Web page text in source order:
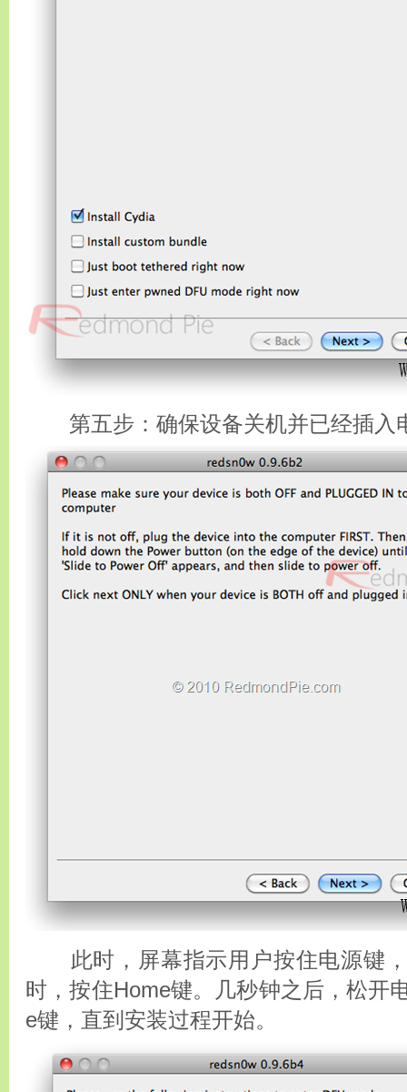
第五步：确保设备关机并已经插入
此时，屏幕指示用户按住电源键，
时，按住Home键。几秒钟之后，松开
e键，直到安装过程开始。